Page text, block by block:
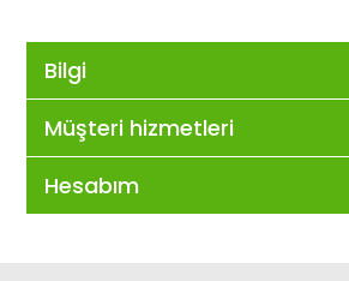
Bilgi
Müşteri hizmetleri
Hesabım